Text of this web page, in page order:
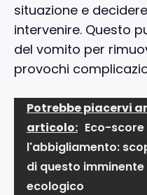
situazione e
intervenire. Questo
del vomito per
provochi
Potrebbe piacervi
articolo: Eco-score
l'abbigliamento:
di questo
ecologico